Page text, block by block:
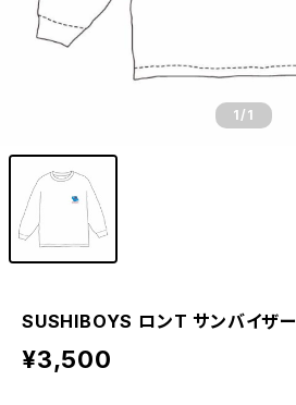
1 /1
SUSHIBOYS ロンT サンバイザー
¥3,500